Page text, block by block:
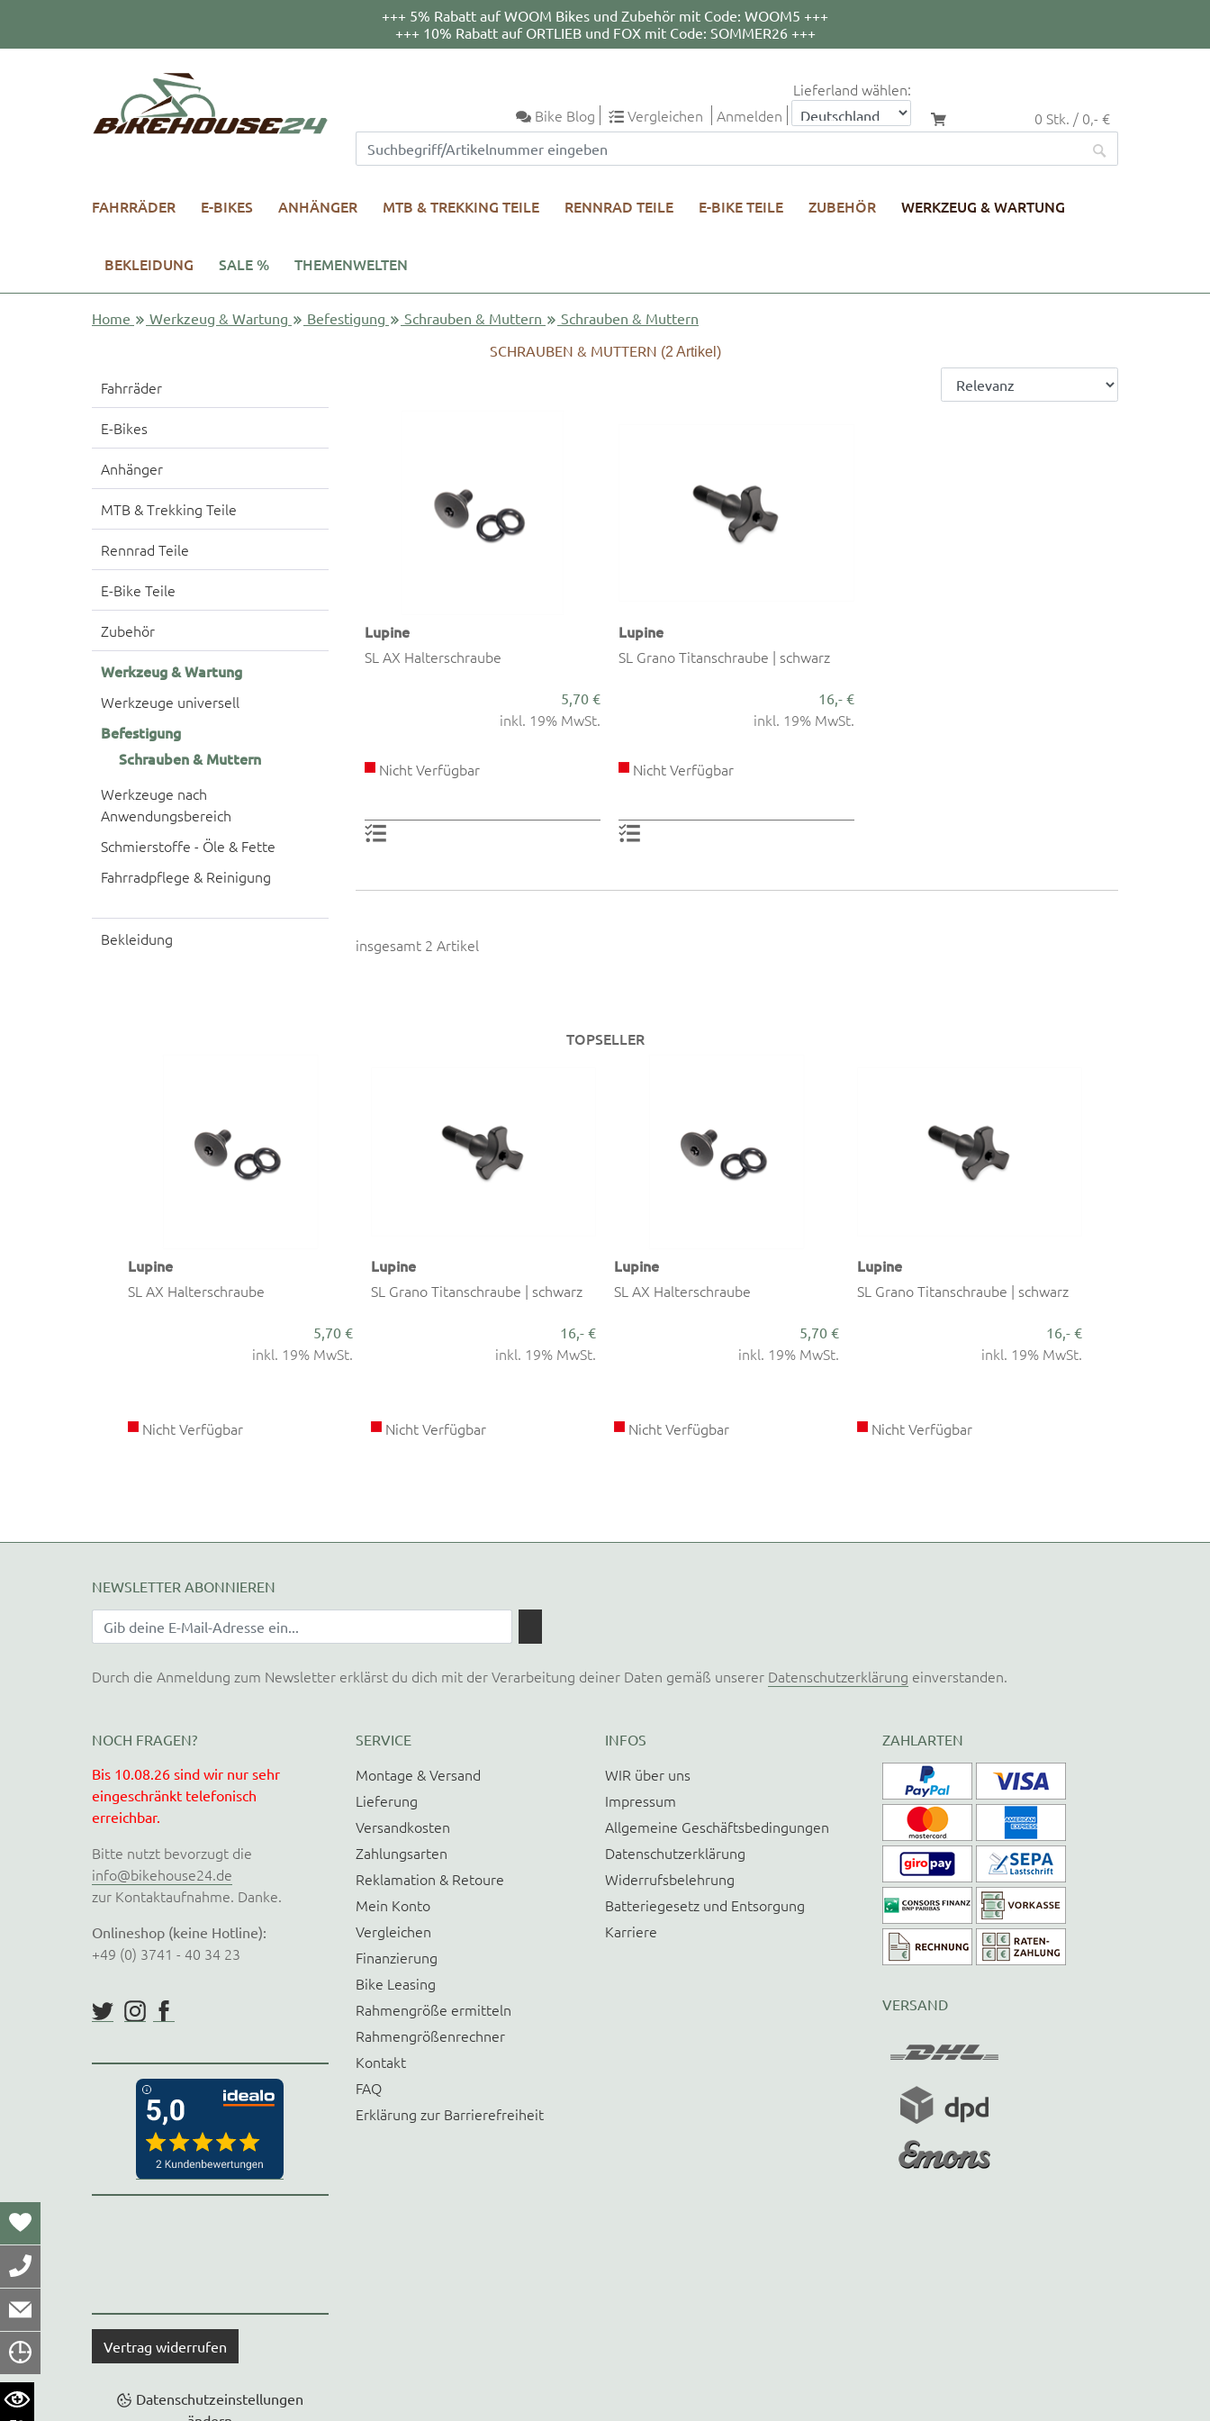
+++ 5% Rabatt auf WOOM Bikes und Zubehör mit Code: WOOM5 +++
+++ 10% Rabatt auf ORTLIEB und FOX mit Code: SOMMER26 +++
Bike Blog Vergleichen Anmelden
Lieferland wählen:
0 Stk. / 0,- €
FAHRRÄDER E-BIKES ANHÄNGER MTB & TREKKING TEILE RENNRAD TEILE E-BIKE TEILE ZUBEHÖR WERKZEUG & WARTUNG
BEKLEIDUNG SALE % THEMENWELTEN
Home Werkzeug & Wartung Befestigung Schrauben & Muttern
Schrauben & Muttern
SCHRAUBEN & MUTTERN (2 Artikel)
Fahrräder
E-Bikes
Anhänger
MTB & Trekking Teile
Rennrad Teile
E-Bike Teile
Zubehör
Werkzeug & Wartung
Werkzeuge universell
Befestigung
Schrauben & Muttern
Werkzeuge nach
Anwendungsbereich
Schmierstoffe - Öle & Fette
Fahrradpflege & Reinigung
Bekleidung
Lupine
SL AX Halterschraube
5,70 €
inkl. 19% MwSt.
Nicht Verfügbar
Lupine
SL Grano Titanschraube | schwarz
16,- €
inkl. 19% MwSt.
Nicht Verfügbar
insgesamt 2 Artikel
TOPSELLER
Lupine
SL AX Halterschraube
5,70 €
inkl. 19% MwSt.
Nicht Verfügbar
Lupine
SL Grano Titanschraube | schwarz
16,- €
inkl. 19% MwSt.
Nicht Verfügbar
Lupine
SL AX Halterschraube
5,70 €
inkl. 19% MwSt.
Nicht Verfügbar
Lupine
SL Grano Titanschraube | schwarz
16,- €
inkl. 19% MwSt.
Nicht Verfügbar
NEWSLETTER ABONNIEREN
Durch die Anmeldung zum Newsletter erklärst du dich mit der Verarbeitung deiner Daten gemäß unserer Datenschutzerklärung einverstanden.
NOCH FRAGEN?
Bis 10.08.26 sind wir nur sehr
eingeschränkt telefonisch
erreichbar.
Bitte nutzt bevorzugt die
info@bikehouse24.de
zur Kontaktaufnahme. Danke.
Onlineshop (keine Hotline):
+49 (0) 3741 - 40 34 23
Vertrag widerrufen
Datenschutzeinstellungen
SERVICE
Montage & Versand
Lieferung
Versandkosten
Zahlungsarten
Reklamation & Retoure
Mein Konto
Vergleichen
Finanzierung
Bike Leasing
Rahmengröße ermitteln
Rahmengrößenrechner
Kontakt
FAQ
Erklärung zur Barrierefreiheit
INFOS
WIR über uns
Impressum
Allgemeine Geschäftsbedingungen
Datenschutzerklärung
Widerrufsbelehrung
Batteriegesetz und Entsorgung
Karriere
ZAHLARTEN
VERSAND